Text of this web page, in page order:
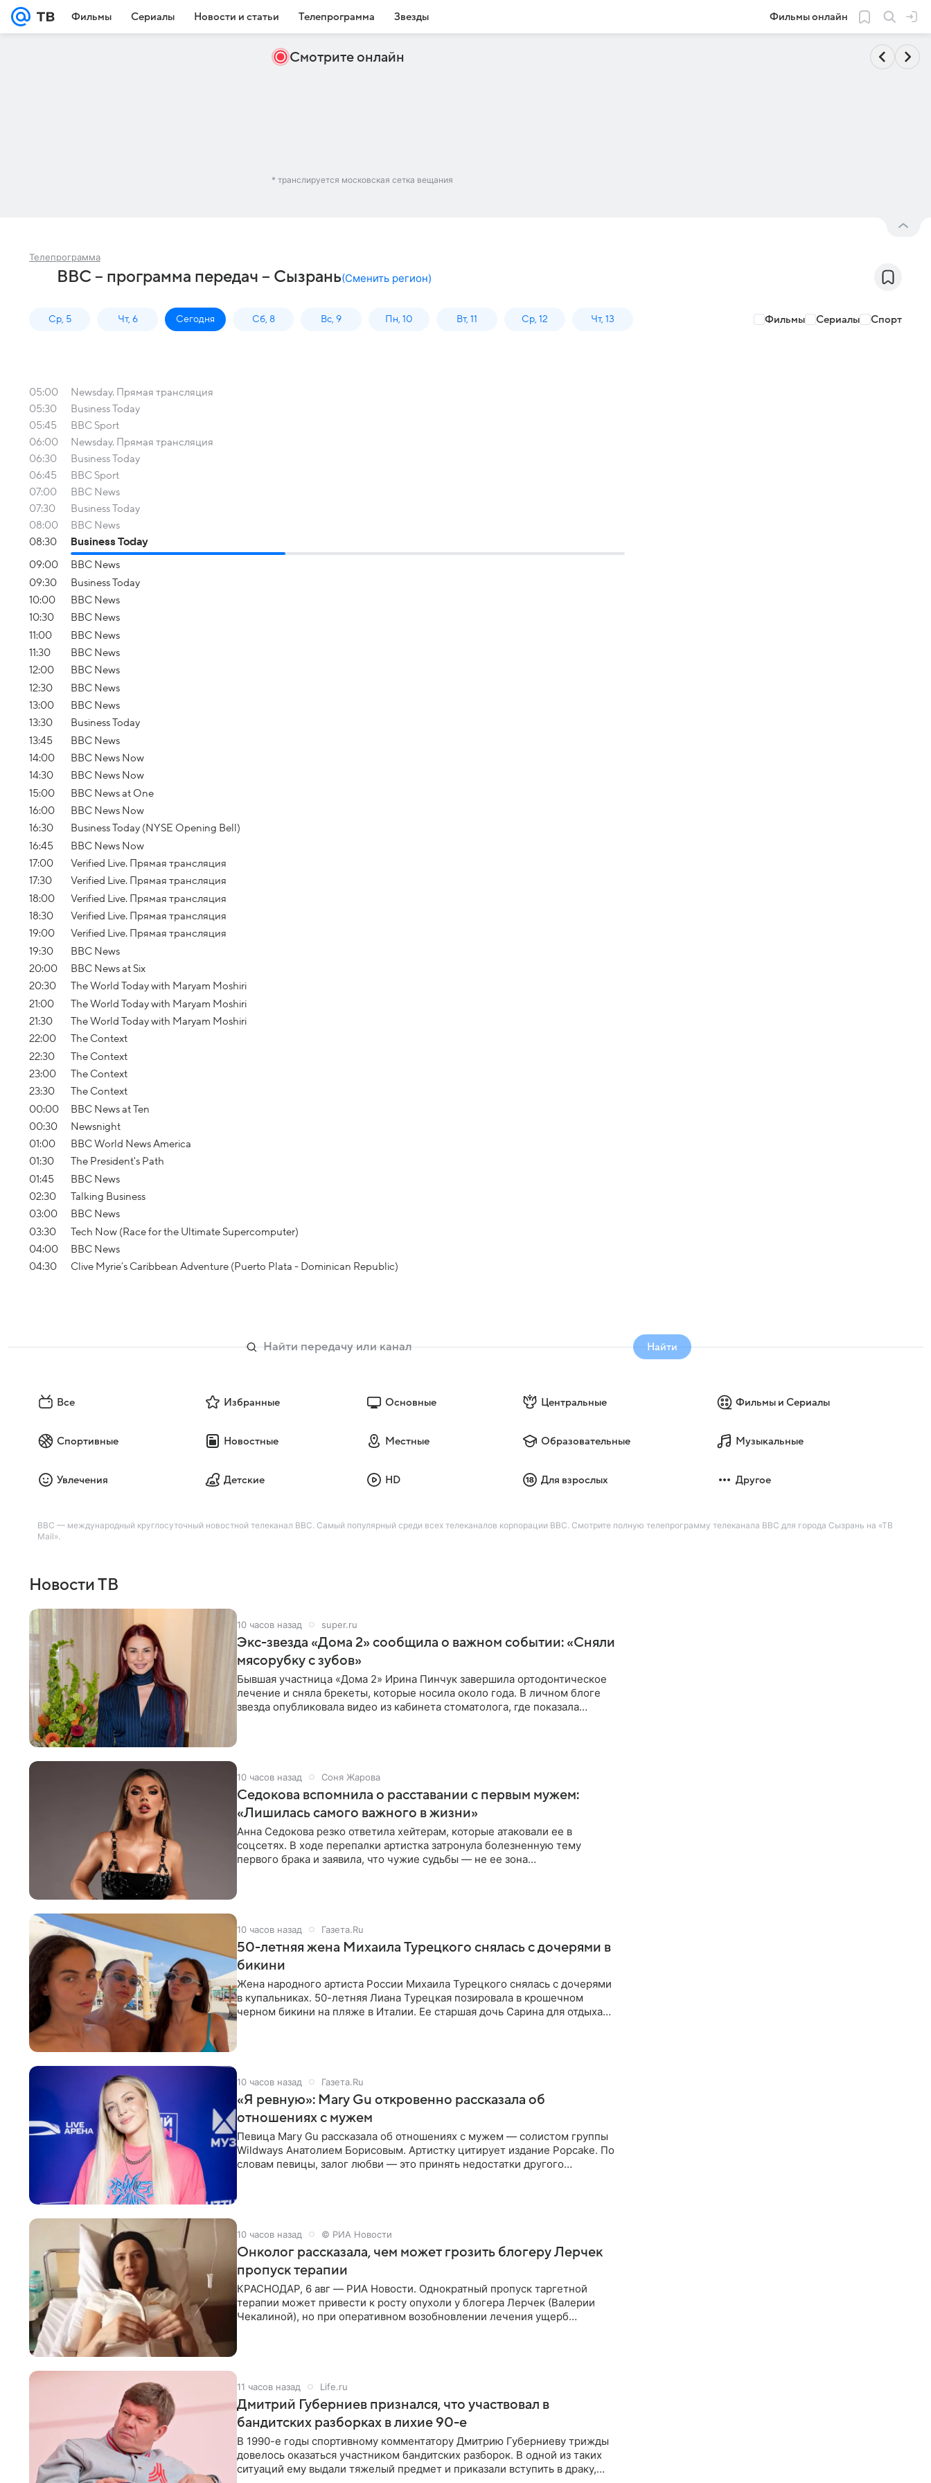
Фильмы Сериалы Новости и статьи Телепрограмма Звезды Фильмы онлайн
Смотрите онлайн
* транслируется московская сетка вещания
Телепрограмма
BBC – программа передач – Сызрань(Сменить регион)
Ср, 5 Чт, 6 Сегодня Сб, 8 Вс, 9 Пн, 10 Вт, 11 Ср, 12 Чт, 13 Фильмы Сериалы Спорт
05:00
Newsday. Прямая трансляция
05:30
Business Today
05:45
BBC Sport
06:00
Newsday. Прямая трансляция
06:30
Business Today
06:45
BBC Sport
07:00
BBC News
07:30
Business Today
08:00
BBC News
08:30
Business Today
09:00
BBC News
09:30
Business Today
10:00
BBC News
10:30
BBC News
11:00
BBC News
11:30
BBC News
12:00
BBC News
12:30
BBC News
13:00
BBC News
13:30
Business Today
13:45
BBC News
14:00
BBC News Now
14:30
BBC News Now
15:00
BBC News at One
16:00
BBC News Now
16:30
Business Today (NYSE Opening Bell)
16:45
BBC News Now
17:00
Verified Live. Прямая трансляция
17:30
Verified Live. Прямая трансляция
18:00
Verified Live. Прямая трансляция
18:30
Verified Live. Прямая трансляция
19:00
Verified Live. Прямая трансляция
19:30
BBC News
20:00
BBC News at Six
20:30
The World Today with Maryam Moshiri
21:00
The World Today with Maryam Moshiri
21:30
The World Today with Maryam Moshiri
22:00
The Context
22:30
The Context
23:00
The Context
23:30
The Context
00:00
BBC News at Ten
00:30
Newsnight
01:00
BBC World News America
01:30
The President's Path
01:45
BBC News
02:30
Talking Business
03:00
BBC News
03:30
Tech Now (Race for the Ultimate Supercomputer)
04:00
BBC News
04:30
Clive Myrie’s Caribbean Adventure (Puerto Plata - Dominican Republic)
Найти
Все Избранные Основные Центральные Фильмы и Сериалы
Спортивные Новостные Местные Образовательные Музыкальные
Увлечения Детские HD Для взрослых Другое
BBC — международный круглосуточный новостной телеканал BBC. Самый популярный среди всех телеканалов корпорации BBC. Смотрите полную телепрограмму телеканала BBC для города Сызрань на «ТВ
Mail».
Новости ТВ
10 часов назад super.ru
Экс-звезда «Дома 2» сообщила о важном событии: «Сняли
мясорубку с зубов»
Бывшая участница «Дома 2» Ирина Пинчук завершила ортодонтическое
лечение и сняла брекеты, которые носила около года. В личном блоге
звезда опубликовала видео из кабинета стоматолога, где показала
10 часов назад Соня Жарова
Седокова вспомнила о расставании с первым мужем:
«Лишилась самого важного в жизни»
Анна Седокова резко ответила хейтерам, которые атаковали ее в
соцсетях. В ходе перепалки артистка затронула болезненную тему
первого брака и заявила, что чужие судьбы — не ее зона
10 часов назад Газета.Ru
50-летняя жена Михаила Турецкого снялась с дочерями в
бикини
Жена народного артиста России Михаила Турецкого снялась с дочерями
в купальниках. 50-летняя Лиана Турецкая позировала в крошечном
черном бикини на пляже в Италии. Ее старшая дочь Сарина для отдыха
10 часов назад Газета.Ru
«Я ревную»: Mary Gu откровенно рассказала об
отношениях с мужем
Певица Mary Gu рассказала об отношениях с мужем — солистом группы
Wildways Анатолием Борисовым. Артистку цитирует издание Popcake. По
словам певицы, залог любви — это принять недостатки другого
10 часов назад © РИА Новости
Онколог рассказала, чем может грозить блогеру Лерчек
пропуск терапии
КРАСНОДАР, 6 авг — РИА Новости. Однократный пропуск таргетной
терапии может привести к росту опухоли у блогера Лерчек (Валерии
Чекалиной), но при оперативном возобновлении лечения ущерб
11 часов назад Life.ru
Дмитрий Губерниев признался, что участвовал в
бандитских разборках в лихие 90-е
В 1990-е годы спортивному комментатору Дмитрию Губерниеву трижды
довелось оказаться участником бандитских разборок. В одной из таких
ситуаций ему выдали тяжелый предмет и приказали вступить в драку,